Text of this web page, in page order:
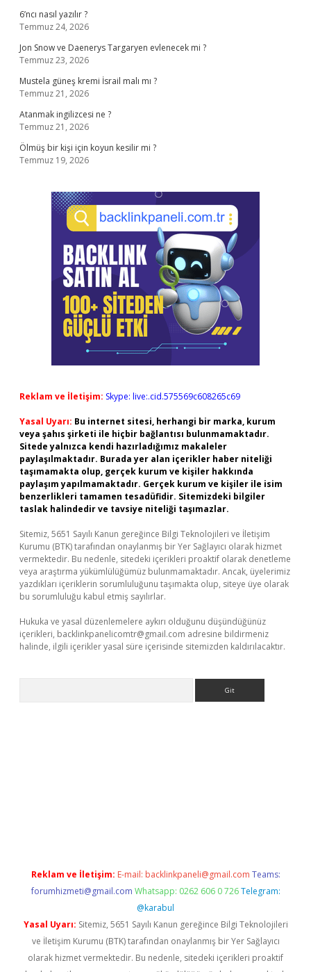
6’ncı nasıl yazılır ?
Temmuz 24, 2026
Jon Snow ve Daenerys Targaryen evlenecek mi ?
Temmuz 23, 2026
Mustela güneş kremi İsrail malı mı ?
Temmuz 21, 2026
Atanmak ingilizcesi ne ?
Temmuz 21, 2026
Ölmüş bir kişi için koyun kesilir mi ?
Temmuz 19, 2026
Reklam ve İletişim: Skype: live:.cid.575569c608265c69
Yasal Uyarı: Bu internet sitesi, herhangi bir marka, kurum
veya şahıs şirketi ile hiçbir bağlantısı bulunmamaktadır.
Sitede yalnızca kendi hazırladığımız makaleler
paylaşılmaktadır. Burada yer alan içerikler haber niteliği
taşımamakta olup, gerçek kurum ve kişiler hakkında
paylaşım yapılmamaktadır. Gerçek kurum ve kişiler ile isim
benzerlikleri tamamen tesadüfidir. Sitemizdeki bilgiler
taslak halindedir ve tavsiye niteliği taşımazlar.
Sitemiz, 5651 Sayılı Kanun gereğince Bilgi Teknolojileri ve İletişim
Kurumu (BTK) tarafından onaylanmış bir Yer Sağlayıcı olarak hizmet
vermektedir. Bu nedenle, sitedeki içerikleri proaktif olarak denetleme
veya araştırma yükümlülüğümüz bulunmamaktadır. Ancak, üyelerimiz
yazdıkları içeriklerin sorumluluğunu taşımakta olup, siteye üye olarak
bu sorumluluğu kabul etmiş sayılırlar.
Hukuka ve yasal düzenlemelere aykırı olduğunu düşündüğünüz
içerikleri, backlinkpanelicomtr@gmail.com adresine bildirmeniz
halinde, ilgili içerikler yasal süre içerisinde sitemizden kaldırılacaktır.
Reklam ve İletişim: E-mail: backlinkpaneli@gmail.com Teams:
forumhizmeti@gmail.com Whatsapp: 0262 606 0 726 Telegram:
@karabul
Yasal Uyarı: Sitemiz, 5651 Sayılı Kanun gereğince Bilgi Teknolojileri
ve İletişim Kurumu (BTK) tarafından onaylanmış bir Yer Sağlayıcı
olarak hizmet vermektedir. Bu nedenle, sitedeki içerikleri proaktif